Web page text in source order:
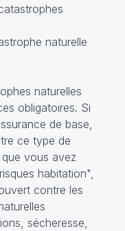
naturelle
naturelles
obligatoires. Si
de base,
ce type de
vous avez
habitation",
contre les
sécheresse,